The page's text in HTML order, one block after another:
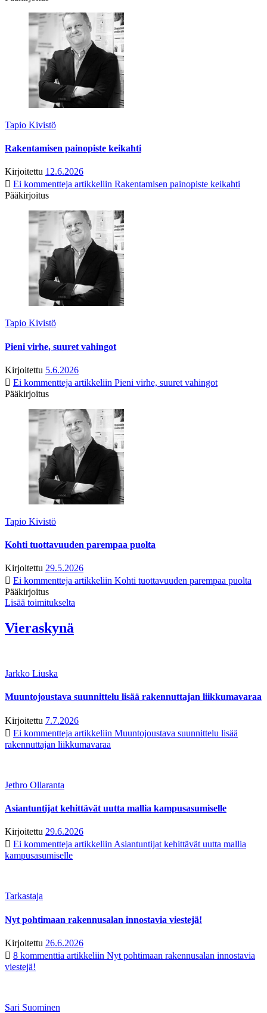
Tapio Kivistö
Rakentamisen painopiste keikahti
Kirjoitettu 12.6.2026
Ei kommentteja artikkeliin Rakentamisen painopiste keikahti
Pääkirjoitus
Tapio Kivistö
Pieni virhe, suuret vahingot
Kirjoitettu 5.6.2026
Ei kommentteja artikkeliin Pieni virhe, suuret vahingot
Pääkirjoitus
Tapio Kivistö
Kohti tuottavuuden parempaa puolta
Kirjoitettu 29.5.2026
Ei kommentteja artikkeliin Kohti tuottavuuden parempaa puolta
Pääkirjoitus
Lisää toimitukselta
Vieraskynä
Jarkko Liuska
Muuntojoustava suunnittelu lisää rakennuttajan liikkumavaraa
Kirjoitettu 7.7.2026
Ei kommentteja artikkeliin Muuntojoustava suunnittelu lisää
rakennuttajan liikkumavaraa
Jethro Ollaranta
Asiantuntijat kehittävät uutta mallia kampusasumiselle
Kirjoitettu 29.6.2026
Ei kommentteja artikkeliin Asiantuntijat kehittävät uutta mallia
kampusasumiselle
Tarkastaja
Nyt pohtimaan rakennusalan innostavia viestejä!
Kirjoitettu 26.6.2026
8 kommenttia artikkeliin Nyt pohtimaan rakennusalan innostavia
viestejä!
Sari Suominen